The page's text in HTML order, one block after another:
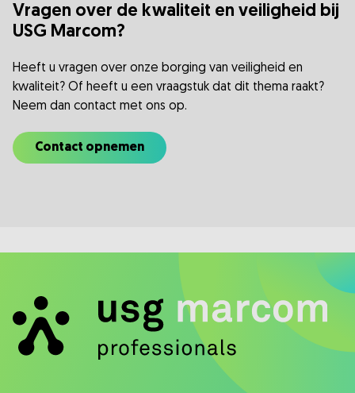
Vragen over de kwaliteit en veiligheid bij
USG Marcom?
Heeft u vragen over onze borging van veiligheid en
kwaliteit? Of heeft u een vraagstuk dat dit thema raakt?
Neem dan contact met ons op.
Contact opnemen